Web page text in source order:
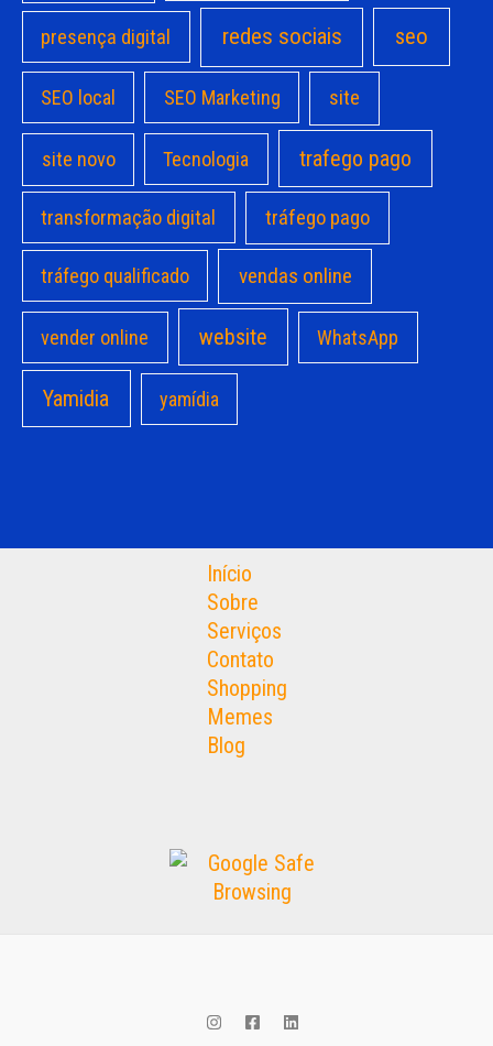
presença digital redes sociais seo
SEO local SEO Marketing site
site novo Tecnologia trafego pago
transformação digital tráfego pago
tráfego qualificado vendas online
vender online website WhatsApp
Yamidia yamídia
Início
Sobre
Serviços
Contato
Shopping
Memes
Blog